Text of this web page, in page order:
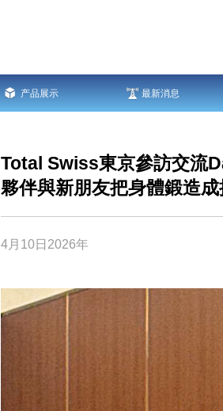
产品展示 最新消息
Total Swiss東京參訪交流
夥伴與新朋友把身體鍛造
4月10日2026年